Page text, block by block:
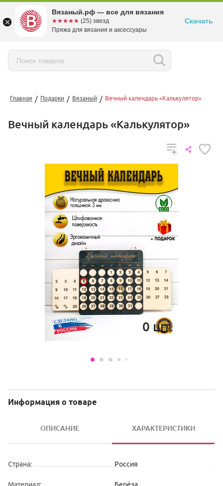
Главная / Подарки / Вязаный / Вечный календарь «Калькулятор»
Вечный календарь «Калькулятор»
0 шт.
Информация о товаре
ОПИСАНИЕ ХАРАКТЕРИСТИКИ
Страна: Россия
Вязаный.рф — все для вязания
☆☆☆☆☆
★★★★★ (25) звезд
Пряжа для вязания и аксессуары
Скачать